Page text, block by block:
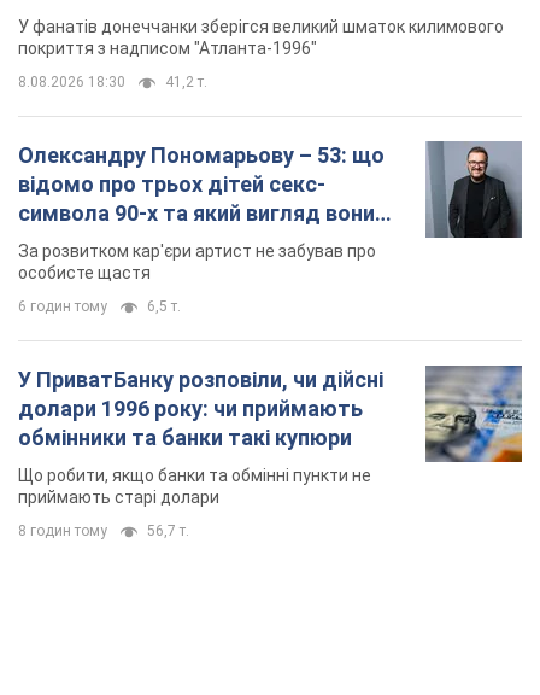
"золото" Олімпіади
У фанатів донеччанки зберігся великий шматок килимового
покриття з надписом "Атланта-1996"
8.08.2026 18:30 41,2 т.
Олександру Пономарьову – 53: що
відомо про трьох дітей секс-
символа 90-х та який вигляд вони
мають
За розвитком кар'єри артист не забував про
особисте щастя
6 годин тому 6,5 т.
У ПриватБанку розповіли, чи дійсні
долари 1996 року: чи приймають
обмінники та банки такі купюри
Що робити, якщо банки та обмінні пункти не
приймають старі долари
8 годин тому 56,7 т.